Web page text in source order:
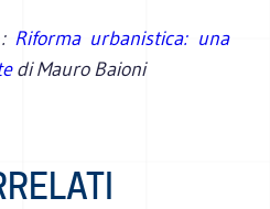
: Riforma urbanistica: una
di Mauro Baioni